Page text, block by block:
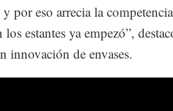
por eso arrecia la
estantes ya empezó”,
innovación de envases.